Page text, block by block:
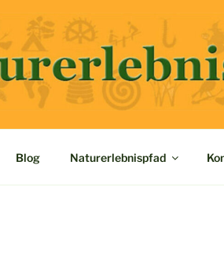
Blog Naturerlebnispfad